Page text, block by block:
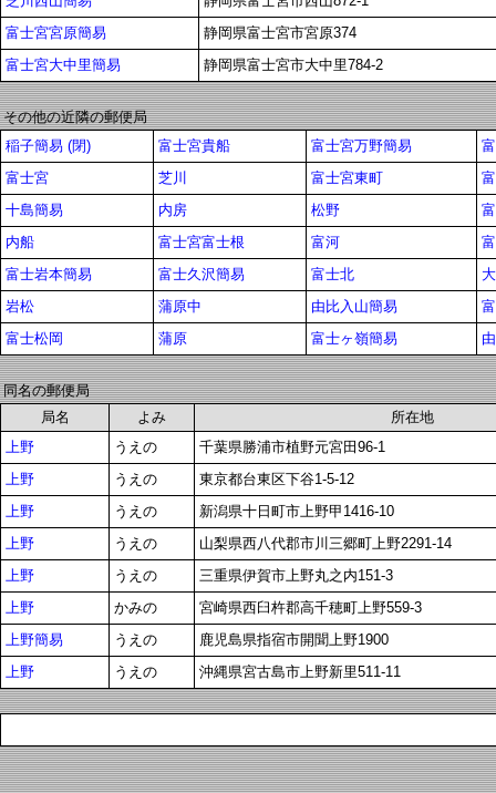
富士宮宮原簡易
静岡県富士宮市宮原374
富士宮大中里簡易
静岡県富士宮市大中里784-2
その他の近隣の郵便局
稲子簡易 (閉)
富士宮貴船 富士宮万野簡易
富士宮
芝川 富士宮東町
十島簡易
内房 松野
内船
富士宮富士根 富河
富士岩本簡易
富士久沢簡易 富士北
岩松
蒲原中 由比入山簡易
富士松岡
蒲原 富士ヶ嶺簡易
同名の郵便局
局名
よみ
所在地
上野
うえの
千葉県勝浦市植野元宮田96-1
上野
うえの
東京都台東区下谷1-5-12
上野
うえの
新潟県十日町市上野甲1416-10
上野
うえの
山梨県西八代郡市川三郷町上野2291-14
上野
うえの
三重県伊賀市上野丸之内151-3
上野
かみの
宮崎県西臼杵郡高千穂町上野559-3
上野簡易
うえの
鹿児島県指宿市開聞上野1900
上野
うえの 沖縄県宮古島市上野新里511-11